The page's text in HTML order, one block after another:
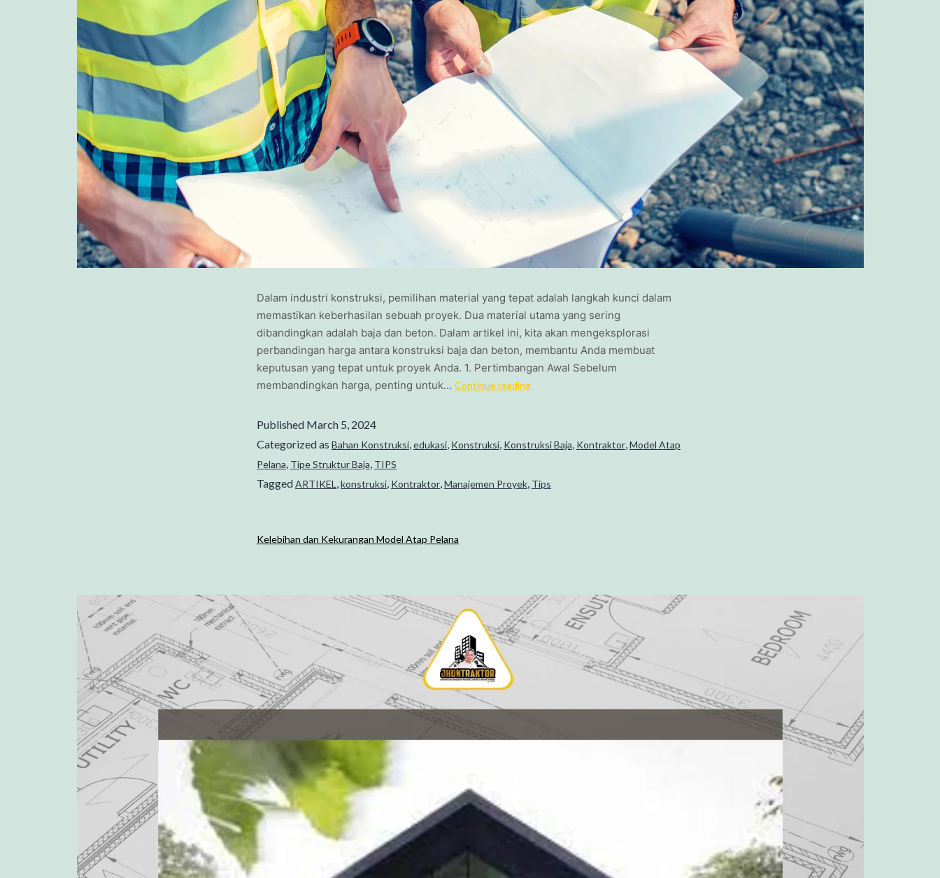
Dalam industri konstruksi, pemilihan material yang tepat adalah langkah kunci dalam
memastikan keberhasilan sebuah proyek. Dua material utama yang sering
dibandingkan adalah baja dan beton. Dalam artikel ini, kita akan mengeksplorasi
perbandingan harga antara konstruksi baja dan beton, membantu Anda membuat
keputusan yang tepat untuk proyek Anda. 1. Pertimbangan Awal Sebelum
membandingkan harga, penting untuk… Continue reading
Published March 5, 2024
Categorized as Bahan Konstruksi,edukasi, Konstruksi, Konstruksi Baja, Kontraktor,Model Atap
Pelana, Tipe Struktur Baja, TIPS
TaggedARTIKEL ,konstruksi, Kontraktor,Manajemen Proyek, Tips
Kelebihan dan Kekurangan Model Atap Pelana